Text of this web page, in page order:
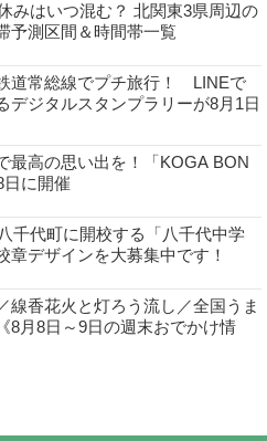
みはいつ混む？ 北関東3県周辺の
予測区間＆時間帯一覧
道常総線でプチ旅行！ LINEで
デジタルスタンプラリーが8月1日
最高の思い出を！「KOGA BON
に開催
千代町に開校する「八千代中学
デザインを大募集中です！
線香花火と灯ろう流し／全国うま
8月8日～9日の週末おでかけ情